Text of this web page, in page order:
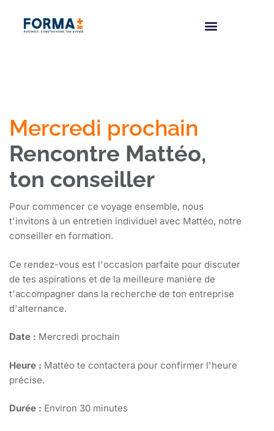
Mercredi prochain
Rencontre Mattéo,
ton conseiller
Pour commencer ce voyage ensemble, nous
t'invitons à un entretien individuel avec Mattéo, notre
conseiller en formation.
Ce rendez-vous est l'occasion parfaite pour discuter
de tes aspirations et de la meilleure manière de
t'accompagner dans la recherche de ton entreprise
d'alternance.
Date : Mercredi prochain
Heure : Mattéo te contactera pour confirmer l'heure
précise.
Durée : Environ 30 minutes